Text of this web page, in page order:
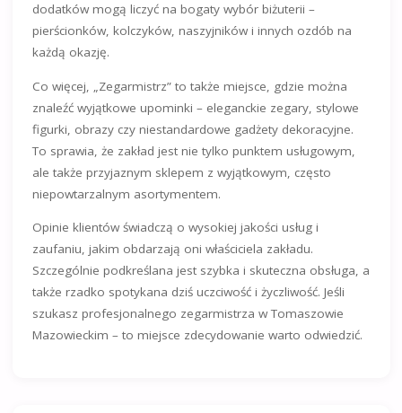
dodatków mogą liczyć na bogaty wybór biżuterii –
pierścionków, kolczyków, naszyjników i innych ozdób na
każdą okazję.
Co więcej, „Zegarmistrz” to także miejsce, gdzie można
znaleźć wyjątkowe upominki – eleganckie zegary, stylowe
figurki, obrazy czy niestandardowe gadżety dekoracyjne.
To sprawia, że zakład jest nie tylko punktem usługowym,
ale także przyjaznym sklepem z wyjątkowym, często
niepowtarzalnym asortymentem.
Opinie klientów świadczą o wysokiej jakości usług i
zaufaniu, jakim obdarzają oni właściciela zakładu.
Szczególnie podkreślana jest szybka i skuteczna obsługa, a
także rzadko spotykana dziś uczciwość i życzliwość. Jeśli
szukasz profesjonalnego zegarmistrza w Tomaszowie
Mazowieckim – to miejsce zdecydowanie warto odwiedzić.